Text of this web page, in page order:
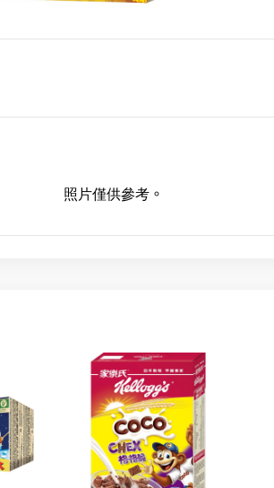
照片僅供參考。